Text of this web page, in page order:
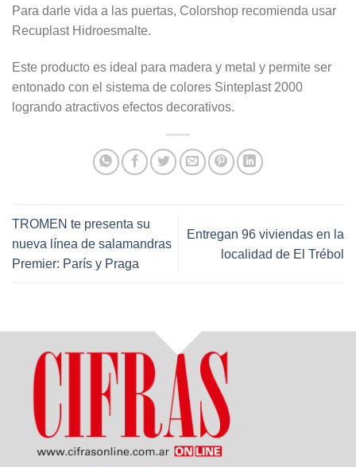
Para darle vida a las puertas, Colorshop recomienda usar
Recuplast Hidroesmalte.
Este producto es ideal para madera y metal y permite ser
entonado con el sistema de colores Sinteplast 2000
logrando atractivos efectos decorativos.
TROMEN te presenta su
nueva línea de salamandras
Premier: París y Praga
Entregan 96 viviendas en la
localidad de El Trébol